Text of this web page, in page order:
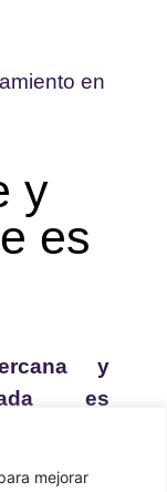
mejorar
en
y
es
y
es
aquí,